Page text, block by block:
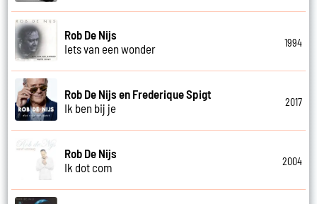
Rob De Nijs
Iets van een wonder
1994
Rob De Nijs en Frederique Spigt
Ik ben bij je
2017
Rob De Nijs
Ik dot com
2004